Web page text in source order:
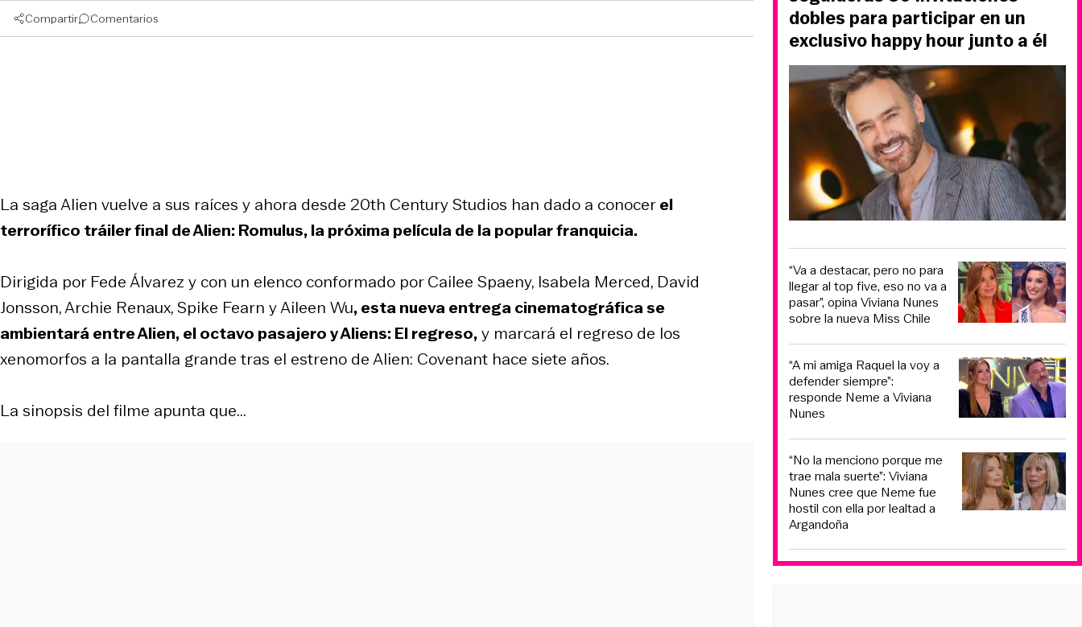
Compartir Comentarios
La saga Alien vuelve a sus raíces y ahora desde 20th Century Studios han dado a conocerel
terrorífico tráiler final de Alien: Romulus, la próxima película de la popular franquicia.
Dirigida por Fede Álvarez y con un elenco conformado por Cailee Spaeny, Isabela Merced, David
Jonsson, Archie Renaux, Spike Fearn y Aileen Wu, esta nueva entrega cinematográfica se
ambientará entre Alien, el octavo pasajero y Aliens: El regreso,y marcará el regreso de los
xenomorfos a la pantalla grande tras el estreno de Alien: Covenant hace siete años.
La sinopsis del filme apunta que...
dobles para participar en un
exclusivo happy hour junto a él
“Va a destacar, pero no para
llegar al top five, eso no va a
pasar”, opina Viviana Nunes
sobre la nueva Miss Chile
“A mi amiga Raquel la voy a
defender siempre”:
responde Neme a Viviana
Nunes
“No la menciono porque me
trae mala suerte”: Viviana
Nunes cree que Neme fue
hostil con ella por lealtad a
Argandoña